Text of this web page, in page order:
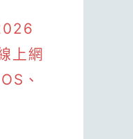
上網
、